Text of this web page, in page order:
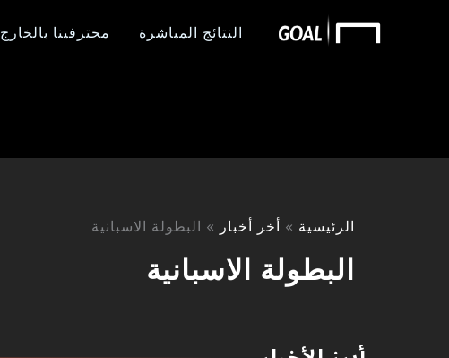
النتائج المباشرة محترفينا بالخارج
الرئيسية أخر أخبار البطولة الاسبانية
البطولة الاسبانية